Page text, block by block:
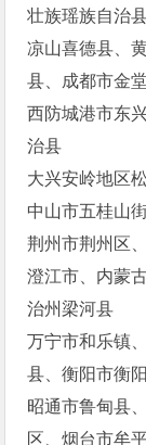
壮族瑶族自治
凉山喜德县、
县、成都市金
西防城港市东
治县
大兴安岭地区
中山市五桂山
荆州市荆州区
澄江市、内蒙
治州梁河县
万宁市和乐镇
县、衡阳市衡
昭通市鲁甸县
区、烟台市牟